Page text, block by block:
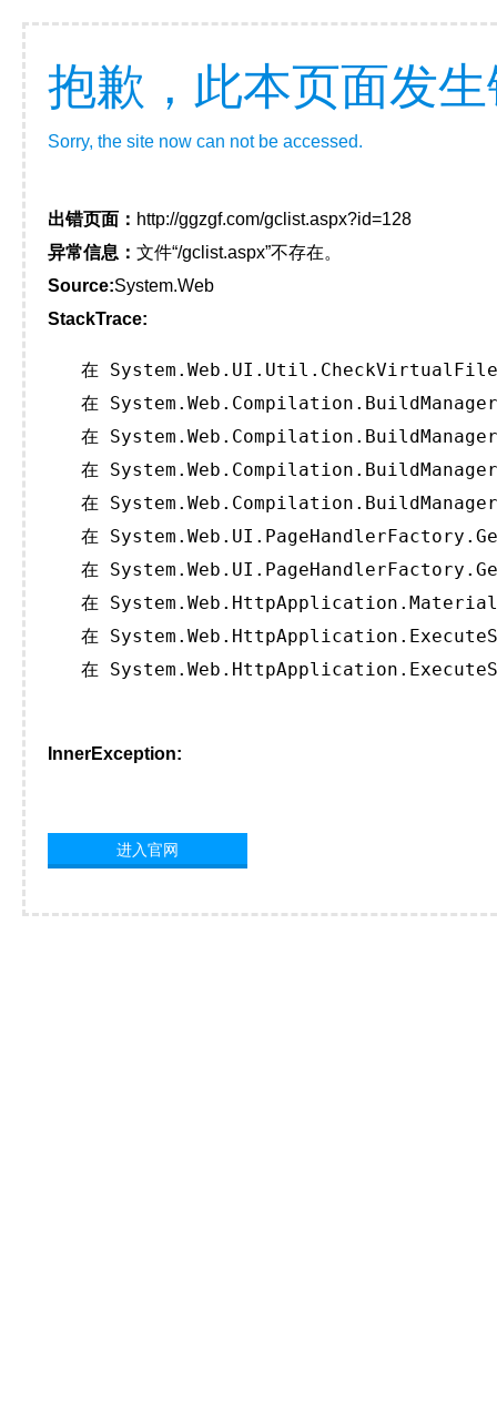
抱歉，此本页面发
Sorry, the site now can not be accessed.
出错页面： http://ggzgf.com/gclist.aspx?id=128
异常信息： 文件“/gclist.aspx”不存在。
Source:System.Web
StackTrace:
在
在
在
在
在
在
在
在
在
在
InnerException:
进入官网